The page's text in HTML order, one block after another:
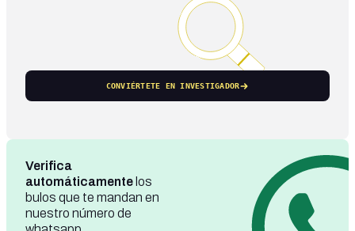
CONVIÉRTETE EN INVESTIGADOR
Verifica
automáticamente los
bulos que te mandan en
nuestro número de